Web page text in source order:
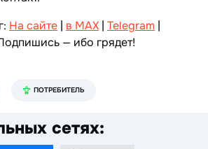
На сайте | в MAX | Telegram |
— ибо грядет!
ПОТРЕБИТЕЛЬ
сетях: